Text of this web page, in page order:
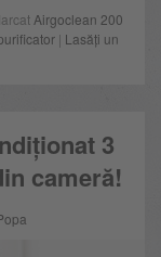
Airgoclean 200
| Lasăți un
3
cameră!